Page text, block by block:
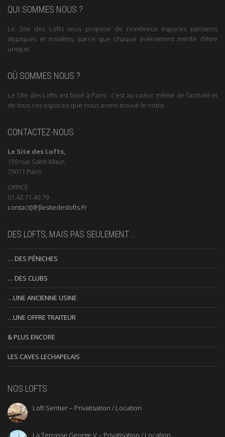
QUI SOMMES NOUS ?
Le Site des Lofts vous propose de nombreux espaces parisiens
atypiques et insolites, parce que chaque événement mérite d’être
unique.
OÙ SOMMES NOUS ?
Le Site des Lofts est basé à Paris : c’est au coeur même de l’activité et
de tous ces espaces que nous avons trouvé le notre.
CONTACTEZ-NOUS
Le Site des Lofts,
159 rue Saint-Maur,
75011 Paris
OFFICE
01.42.71.40.79
contact[@]lesitedeslofts.Fr
DES LOFTS, MAIS PAS SEULEMENT …
… DES PÉNICHES
… DES CLUBS
…UNE ANCIENNE USINE
…UNE OFFRE TRAITEUR
& PLUS ENCORE
LES CAVES LECHAPELAIS
NOS LOFTS
Loft Sentier – Privatisation / Location
La Terrasse George V – Privatisation / Location